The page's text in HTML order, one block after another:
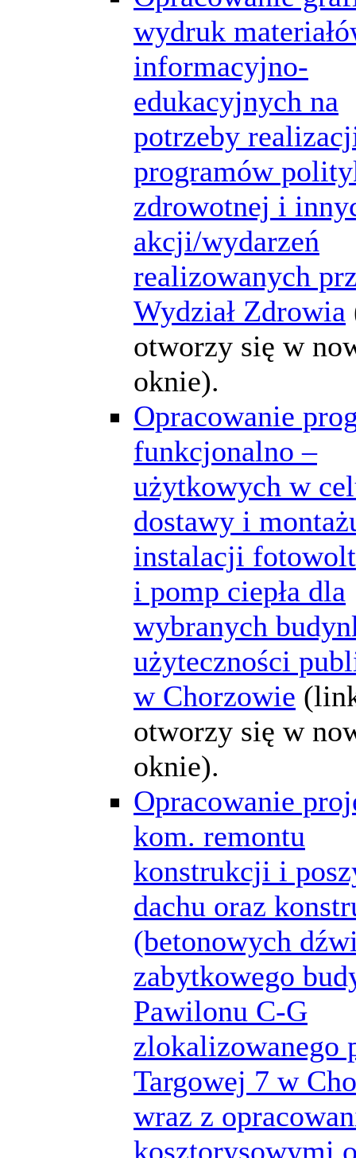
wydruk
informacyjno-
edukacyjnych na
potrzeby
programów
zdrowotnej i
akcji/wydarzeń
realizowanych
Wydział Zdrowia
otworzy się w
oknie).
Opracowanie
funkcjonalno –
użytkowych w
dostawy i
instalacji
i pomp ciepła dla
wybranych
użyteczności
w Chorzowie
otworzy się w
oknie).
Opracowanie
kom. remontu
konstrukcji i
dachu oraz
(betonowych
zabytkowego
Pawilonu C-G
zlokalizowanego
Targowej 7 w
wraz z
kosztorysowymi